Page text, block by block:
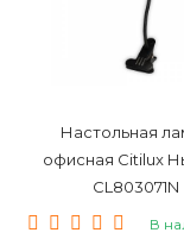
Настольная
офисная Citilux
CL803071N
В